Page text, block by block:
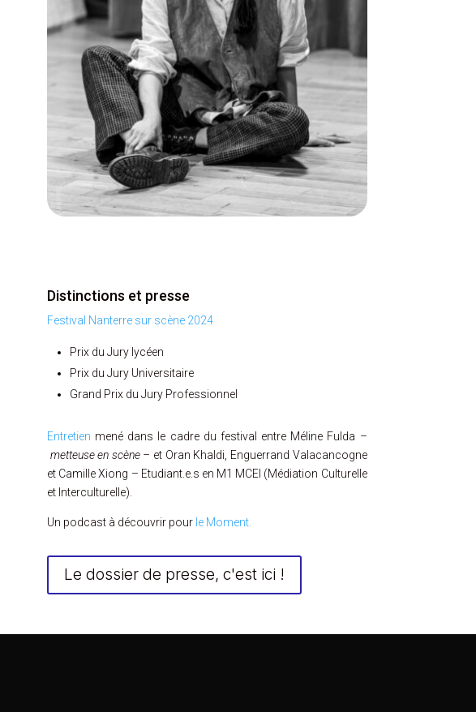
Distinctions et presse
Festival Nanterre sur scène 2024
Prix du Jury lycéen
Prix du Jury Universitaire
Grand Prix du Jury Professionnel
Entretien mené dans le cadre du festival entre Méline Fulda –
metteuse en scène – et Oran Khaldi, Enguerrand Valacancogne
et Camille Xiong – Etudiant.e.s en M1 MCEI (Médiation Culturelle
et Interculturelle).
Un podcast à découvrir pour le Moment.
Le dossier de presse, c'est ici !